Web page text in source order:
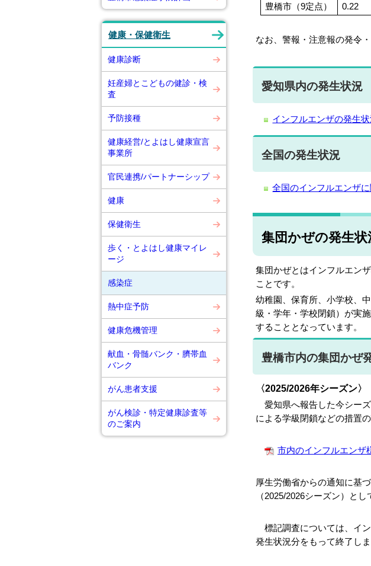
健康・保健衛生
健康診断
妊産婦とこどもの健診・検
査
予防接種
健康経営/とよはし健康宣言
事業所
官民連携/パートナーシップ
健康
保健衛生
歩く・とよはし健康マイレ
ージ
感染症
熱中症予防
健康危機管理
献血・骨髄バンク・臍帯血
バンク
がん患者支援
がん検診・特定健康診査等
のご案内
豊橋市（9定点）
0.22
なお、警報・注意報の発令
愛知県内の発生状況
インフルエンザの発生
全国の発生状況
全国のインフルエンザ
集団かぜの発生状
集団かぜとはインフルエン
ことです。
幼稚園、保育所、小学校、
級・学年・学校閉鎖）が実
することとなっています。
豊橋市内の集団かぜ
〈2025/2026年シーズン〉
愛知県へ報告した今シー
による学級閉鎖などの措置
市内のインフルエンザ
厚生労働省からの通知に基
（2025/2026シーズン）とし
標記調査については、イ
発生状況分をもって終了しま